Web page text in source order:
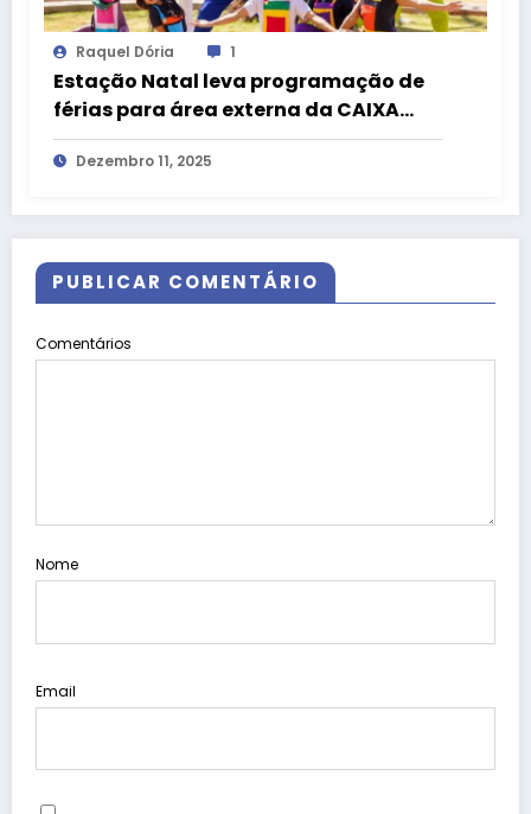
Raquel Dória 1
Estação Natal leva programação de
férias para área externa da CAIXA
Cultural Brasília
Dezembro 11, 2025
PUBLICAR COMENTÁRIO
Comentários
Nome
Email